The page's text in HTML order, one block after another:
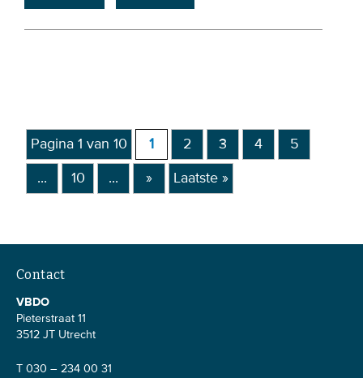
Pagina 1 van 10 1 2 3 4 5
... 10 ... » Laatste »
Contact
VBDO
Pieterstraat 11
3512 JT Utrecht
T 030 – 234 00 31